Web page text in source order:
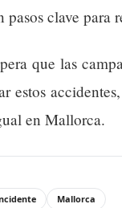
clave
que las
estos
en Mallorca.
Mallorca